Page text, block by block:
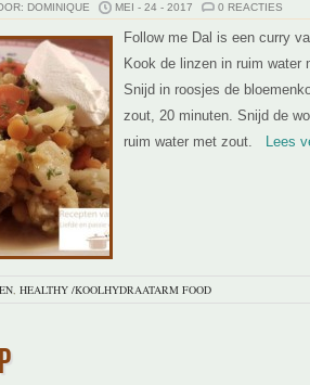
DOMINIQUE MEI - 24 - 2017 0 REACTIES
Follow me Dal is een curry
Kook de linzen in ruim water
Snijd in roosjes de
zout, 20 minuten. Snijd de
ruim water met zout. Lees
, HEALTHY /KOOLHYDRAATARM FOOD